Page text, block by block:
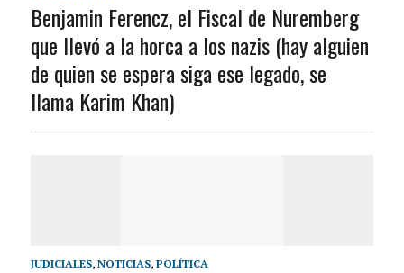
Benjamin Ferencz, el Fiscal de Nuremberg
que llevó a la horca a los nazis (hay alguien
de quien se espera siga ese legado, se
llama Karim Khan)
JUDICIALES, NOTICIAS, POLÍTICA